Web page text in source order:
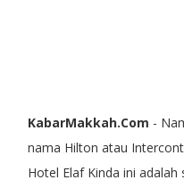
KabarMakkah.Com -
nama Hilton atau
Hotel Elaf Kinda ini